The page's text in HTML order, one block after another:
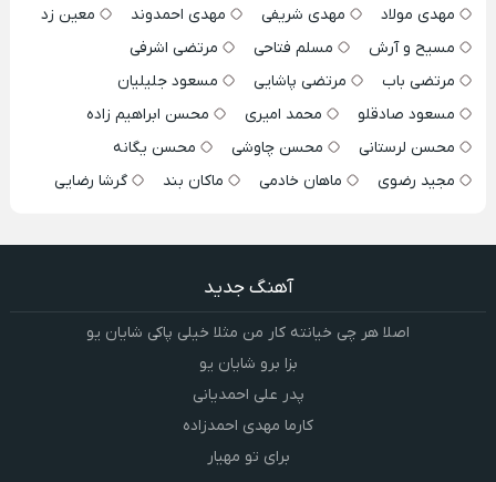
مهدی مولاد
مهدی شریفی مهدی احمدوند
معین زد
مسیح و آرش
مسلم فتاحی
مرتضی اشرفی
مرتضی باب
مرتضی پاشایی
مسعود جلیلیان
مسعود صادقلو
محمد امیری
محسن ابراهیم زاده
محسن لرستانی
محسن چاوشی
محسن یگانه
مجید رضوی
ماهان خادمی ماکان بند گرشا رضایی
آهنگ جدید
اصلا هر چی خیانته کار من مثلا خیلی پاکی شایان یو
بزا برو شایان یو
پدر علی احمدیانی
کارما مهدی احمدزاده
برای تو مهیار